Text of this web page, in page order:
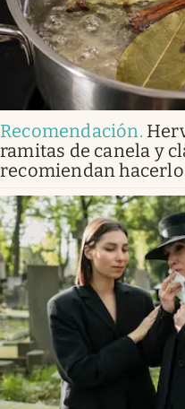
Recomendación.
ramitas de canela y
recomiendan